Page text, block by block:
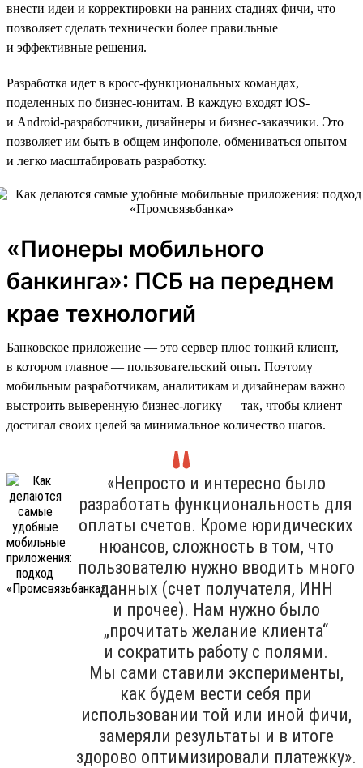
внести идеи и корректировки на ранних стадиях фичи, что
позволяет сделать технически более правильные
и эффективные решения.
Разработка идет в кросс-функциональных командах,
поделенных по бизнес-юнитам. В каждую входят iOS-
и Android-разработчики, дизайнеры и бизнес-заказчики. Это
позволяет им быть в общем инфополе, обмениваться опытом
и легко масштабировать разработку.
«Пионеры мобильного
банкинга»: ПСБ на переднем
крае технологий
Банковское приложение — это сервер плюс тонкий клиент,
в котором главное — пользовательский опыт. Поэтому
мобильным разработчикам, аналитикам и дизайнерам важно
выстроить выверенную бизнес-логику — так, чтобы клиент
достигал своих целей за минимальное количество шагов.
«Непросто и интересно было
разработать функциональность для
оплаты счетов. Кроме юридических
нюансов, сложность в том, что
пользователю нужно вводить много
данных (счет получателя, ИНН
и прочее). Нам нужно было
„прочитать желание клиента“
и сократить работу с полями.
Мы сами ставили эксперименты,
как будем вести себя при
использовании той или иной фичи,
замеряли результаты и в итоге
здорово оптимизировали платежку».